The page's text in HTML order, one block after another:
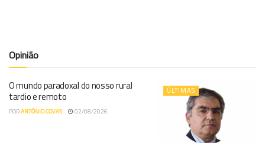
Opinião
ÚLTIMAS
O mundo paradoxal do nosso rural
tardio e remoto
PORANTÓNIO COVAS 02/08/2026